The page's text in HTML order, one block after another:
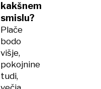
kakšnem
smislu?
Plače
bodo
višje,
pokojnine
tudi,